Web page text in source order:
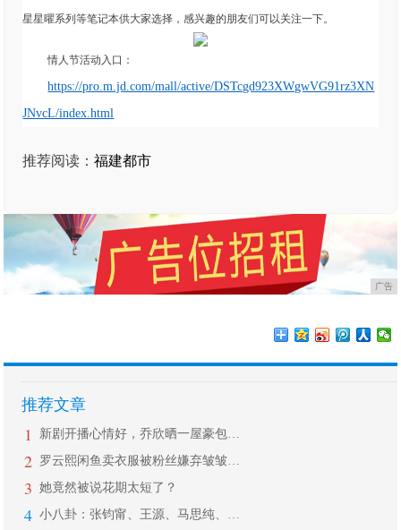
星星曜系列等笔记本供大家选择，感兴趣的朋友们可以关注一下。
情人节活动入口：
https://pro.m.jd.com/mall/active/DSTcgd923XWgwVG91rz3XN
JNvcL/index.html
推荐阅读：福建都市
广告
推荐文章
1 新剧开播心情好，乔欣晒一屋豪包，却被
2 罗云熙闲鱼卖衣服被粉丝嫌弃皱皱巴巴，
3 她竟然被说花期太短了？
4 小八卦：张钧甯、王源、马思纯、张柏芝